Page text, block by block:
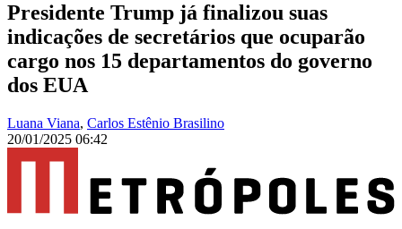
Presidente Trump já finalizou suas
indicações de secretários que ocuparão
cargo nos 15 departamentos do governo
dos EUA
Luana Viana, Carlos Estênio Brasilino
20/01/2025 06:42